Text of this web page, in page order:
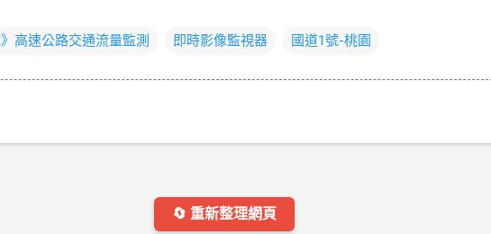
》高速公路交通流量監測 即時影像監視器 國道1號-桃園
🔄 重新整理網頁